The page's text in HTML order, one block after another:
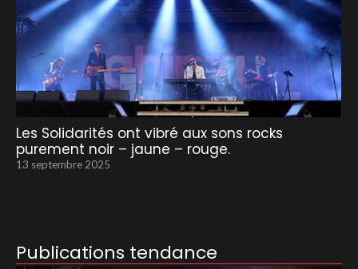
Les Solidarités ont vibré aux sons rocks
purement noir – jaune – rouge.
13 septembre 2025
Publications tendance